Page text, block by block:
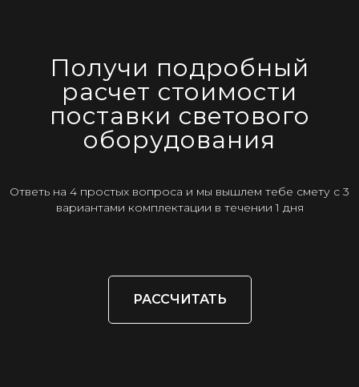
Получи подробный
расчет стоимости
поставки светового
оборудования
Ответь на 4 простых вопроса и мы вышлем тебе смету с 3
вариантами комплектации в течении 1 дня
РАССЧИТАТЬ